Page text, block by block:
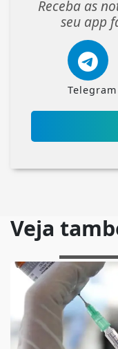
Receba as
seu app
Telegram
Veja